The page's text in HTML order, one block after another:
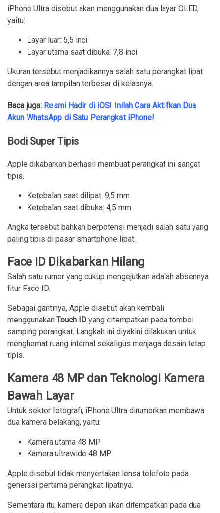
iPhone Ultra disebut akan menggunakan dua layar OLED,
yaitu:
Layar luar: 5,5 inci
Layar utama saat dibuka: 7,8 inci
Ukuran tersebut menjadikannya salah satu perangkat lipat
dengan area tampilan terbesar di kelasnya.
Baca juga: Resmi Hadir di iOS! Inilah Cara Aktifkan Dua
Akun WhatsApp di Satu Perangkat iPhone!
Bodi Super Tipis
Apple dikabarkan berhasil membuat perangkat ini sangat
tipis.
Ketebalan saat dilipat: 9,5 mm
Ketebalan saat dibuka: 4,5 mm
Angka tersebut bahkan berpotensi menjadi salah satu yang
paling tipis di pasar smartphone lipat.
Face ID Dikabarkan Hilang
Salah satu rumor yang cukup mengejutkan adalah absennya
fitur Face ID.
Sebagai gantinya, Apple disebut akan kembali
menggunakan Touch ID yang ditempatkan pada tombol
samping perangkat. Langkah ini diyakini dilakukan untuk
menghemat ruang internal sekaligus menjaga desain tetap
tipis.
Kamera 48 MP dan Teknologi Kamera
Bawah Layar
Untuk sektor fotografi, iPhone Ultra dirumorkan membawa
dua kamera belakang, yaitu:
Kamera utama 48 MP
Kamera ultrawide 48 MP
Apple disebut tidak menyertakan lensa telefoto pada
generasi pertama perangkat lipatnya.
Sementara itu, kamera depan akan ditempatkan pada dua